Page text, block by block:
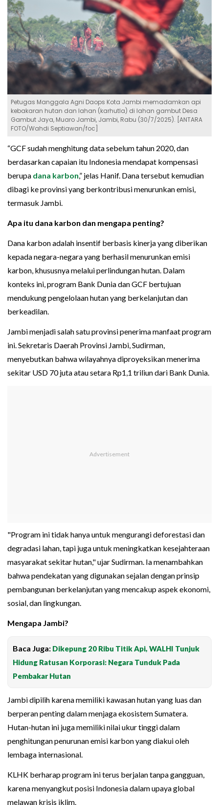
Petugas Manggala Agni Daops Kota Jambi memadamkan api
kebakaran hutan dan lahan (karhutla) di lahan gambut Desa
Gambut Jaya, Muaro Jambi, Jambi, Rabu (30/7/2025). [ANTARA
FOTO/Wahdi Septiawan/foc]
“GCF sudah menghitung data sebelum tahun 2020, dan
berdasarkan capaian itu Indonesia mendapat kompensasi
berupa dana karbon,” jelas Hanif. Dana tersebut kemudian
dibagi ke provinsi yang berkontribusi menurunkan emisi,
termasuk Jambi.
Apa itu dana karbon dan mengapa penting?
Dana karbon adalah insentif berbasis kinerja yang diberikan
kepada negara-negara yang berhasil menurunkan emisi
karbon, khususnya melalui perlindungan hutan. Dalam
konteks ini, program Bank Dunia dan GCF bertujuan
mendukung pengelolaan hutan yang berkelanjutan dan
berkeadilan.
Jambi menjadi salah satu provinsi penerima manfaat program
ini. Sekretaris Daerah Provinsi Jambi, Sudirman,
menyebutkan bahwa wilayahnya diproyeksikan menerima
sekitar USD 70 juta atau setara Rp1,1 triliun dari Bank Dunia.
"Program ini tidak hanya untuk mengurangi deforestasi dan
degradasi lahan, tapi juga untuk meningkatkan kesejahteraan
masyarakat sekitar hutan," ujar Sudirman. Ia menambahkan
bahwa pendekatan yang digunakan sejalan dengan prinsip
pembangunan berkelanjutan yang mencakup aspek ekonomi,
sosial, dan lingkungan.
Mengapa Jambi?
Baca Juga: Dikepung 20 Ribu Titik Api, WALHI Tunjuk
Hidung Ratusan Korporasi: Negara Tunduk Pada
Pembakar Hutan
Jambi dipilih karena memiliki kawasan hutan yang luas dan
berperan penting dalam menjaga ekosistem Sumatera.
Hutan-hutan ini juga memiliki nilai ukur tinggi dalam
penghitungan penurunan emisi karbon yang diakui oleh
lembaga internasional.
KLHK berharap program ini terus berjalan tanpa gangguan,
karena menyangkut posisi Indonesia dalam upaya global
melawan krisis iklim.